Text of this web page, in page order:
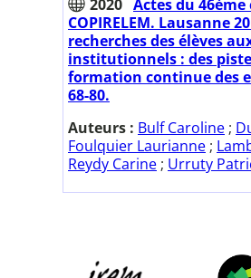
2020 Actes du
COPIRELEM. Lausanne
recherches des élèves
institutionnels : des
formation continue des
68-80.
Auteurs : Bulf Caroline ;
Foulquier Laurianne ;
Reydy Carine ; Urruty